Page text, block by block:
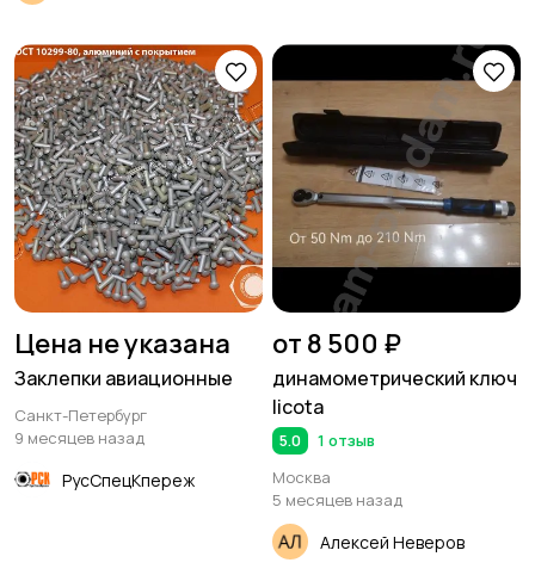
Цена не указана
Заклепки авиационные
Санкт-Петербург
9 месяцев назад
РусСпецКпереж
от 8 500 ₽
динамометрический ключ
licota
5.0
1 отзыв
Москва
5 месяцев назад
Алексей Неверов